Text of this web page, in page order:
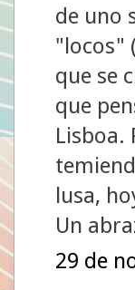
de uno
"locos"
que se
que
Lisboa.
lusa,
Un
29 de